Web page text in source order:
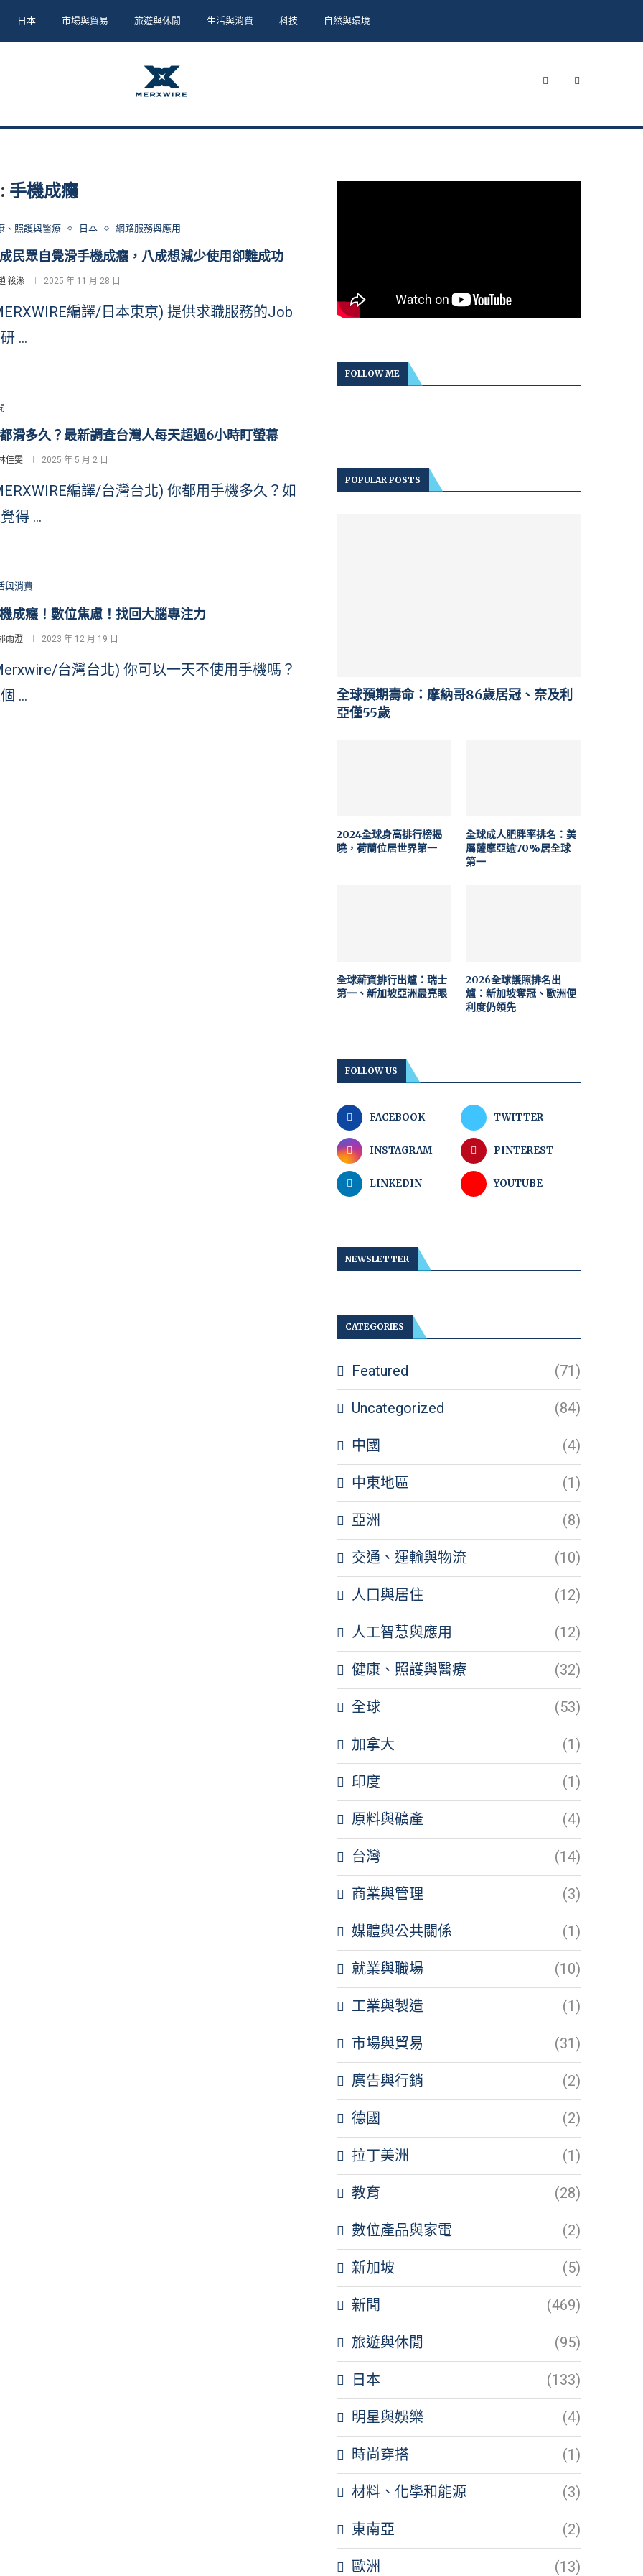
日本 市場與貿易 旅遊與休閒 生活與消費 科技 自然與環境
手機成癮
、照護與醫療 日本 網路服務與應用
民眾自覺滑手機成癮，八成想減少使用卻難成功
筱潔 2025 年 11 月 28 日
編譯/日本東京) 提供求職服務的Job
…
滑多久？最新調查台灣人每天超過6小時盯螢幕
佳雯 2025 年 5 月 2 日
編譯/台灣台北) 你都用手機多久？如
得 …
與消費
成癮！數位焦慮！找回大腦專注力
雨澄 2023 年 12 月 19 日
台灣台北) 你可以一天不使用手機嗎？
…
FOLLOW ME
POPULAR POSTS
全球預期壽命：摩納哥86歲居冠、奈及利
亞僅55歲
2024全球身高排行榜揭
曉，荷蘭位居世界第一
全球成人肥胖率排名：美
屬薩摩亞逾70%居全球
第一
全球薪資排行出爐：瑞士
第一、新加坡亞洲最亮眼
2026全球護照排名出
爐：新加坡奪冠、歐洲便
利度仍領先
FOLLOW US
FACEBOOK TWITTER
INSTAGRAM PINTEREST
LINKEDIN YOUTUBE
NEWSLETTER
CATEGORIES
Featured (71)
Uncategorized (84)
中國 (4)
中東地區 (1)
亞洲 (8)
交通、運輸與物流 (10)
人口與居住 (12)
人工智慧與應用 (12)
健康、照護與醫療 (32)
全球 (53)
加拿大 (1)
印度 (1)
原料與礦產 (4)
台灣 (14)
商業與管理 (3)
媒體與公共關係 (1)
就業與職場 (10)
工業與製造 (1)
市場與貿易 (31)
廣告與行銷 (2)
德國 (2)
拉丁美洲 (1)
教育 (28)
數位產品與家電 (2)
新加坡 (5)
新聞 (469)
旅遊與休閒 (95)
日本 (133)
明星與娛樂 (4)
時尚穿搭 (1)
材料、化學和能源 (3)
東南亞 (2)
歐洲 (13)